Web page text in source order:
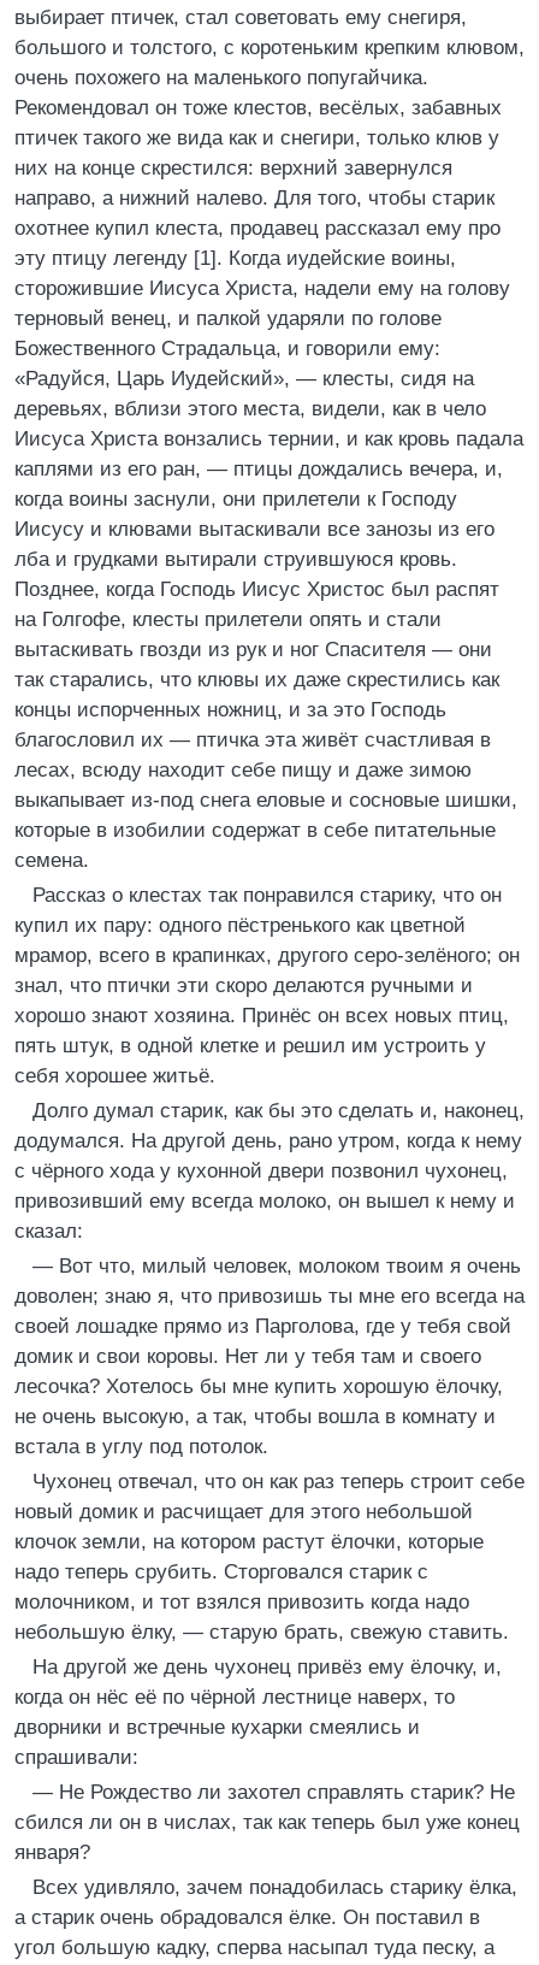
выбирает птичек, стал советовать ему снегиря,
большого и толстого, с коротеньким крепким клювом,
очень похожего на маленького попугайчика.
Рекомендовал он тоже клестов, весёлых, забавных
птичек такого же вида как и снегири, только клюв у
них на конце скрестился: верхний завернулся
направо, а нижний налево. Для того, чтобы старик
охотнее купил клеста, продавец рассказал ему про
эту птицу легенду [1]. Когда иудейские воины,
сторожившие Иисуса Христа, надели ему на голову
терновый венец, и палкой ударяли по голове
Божественного Страдальца, и говорили ему:
«Радуйся, Царь Иудейский», — клесты, сидя на
деревьях, вблизи этого места, видели, как в чело
Иисуса Христа вонзались тернии, и как кровь падала
каплями из его ран, — птицы дождались вечера, и,
когда воины заснули, они прилетели к Господу
Иисусу и клювами вытаскивали все занозы из его
лба и грудками вытирали струившуюся кровь.
Позднее, когда Господь Иисус Христос был распят
на Голгофе, клесты прилетели опять и стали
вытаскивать гвозди из рук и ног Спасителя — они
так старались, что клювы их даже скрестились как
концы испорченных ножниц, и за это Господь
благословил их — птичка эта живёт счастливая в
лесах, всюду находит себе пищу и даже зимою
выкапывает из-под снега еловые и сосновые шишки,
которые в изобилии содержат в себе питательные
семена.
Рассказ о клестах так понравился старику, что он
купил их пару: одного пёстренького как цветной
мрамор, всего в крапинках, другого серо-зелёного; он
знал, что птички эти скоро делаются ручными и
хорошо знают хозяина. Принёс он всех новых птиц,
пять штук, в одной клетке и решил им устроить у
себя хорошее житьё.
Долго думал старик, как бы это сделать и, наконец,
додумался. На другой день, рано утром, когда к нему
с чёрного хода у кухонной двери позвонил чухонец,
привозивший ему всегда молоко, он вышел к нему и
сказал:
— Вот что, милый человек, молоком твоим я очень
доволен; знаю я, что привозишь ты мне его всегда на
своей лошадке прямо из Парголова, где у тебя свой
домик и свои коровы. Нет ли у тебя там и своего
лесочка? Хотелось бы мне купить хорошую ёлочку,
не очень высокую, а так, чтобы вошла в комнату и
встала в углу под потолок.
Чухонец отвечал, что он как раз теперь строит себе
новый домик и расчищает для этого небольшой
клочок земли, на котором растут ёлочки, которые
надо теперь срубить. Сторговался старик с
молочником, и тот взялся привозить когда надо
небольшую ёлку, — старую брать, свежую ставить.
На другой же день чухонец привёз ему ёлочку, и,
когда он нёс её по чёрной лестнице наверх, то
дворники и встречные кухарки смеялись и
спрашивали:
— Не Рождество ли захотел справлять старик? Не
сбился ли он в числах, так как теперь был уже конец
января?
Всех удивляло, зачем понадобилась старику ёлка,
а старик очень обрадовался ёлке. Он поставил в
угол большую кадку, сперва насыпал туда песку, а